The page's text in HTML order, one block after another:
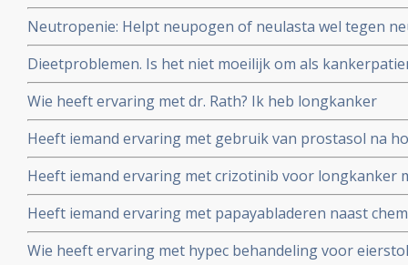
Neutropenie: Helpt neupogen of neulasta wel tegen
bloedlichaampjes - veroorzaakt door chemo? En zijn
alternatieven voor?
Dieetproblemen. Is het niet moeilijk om als
Moermandieet te volgen en kun je dat van de ene op
Wie heeft ervaring met dr. Rath? Ik heb longkanker
Heeft iemand ervaring met gebruik van prostasol na
uitgezaaide prostaatkanker?
Heeft iemand ervaring met crizotinib voor longkanker
Heeft iemand ervaring met papayabladeren naast
Wie heeft ervaring met hypec behandeling voor